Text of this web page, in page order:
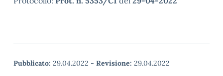
Pubblicato: 29.04.2022 - Revisione: 29.04.2022